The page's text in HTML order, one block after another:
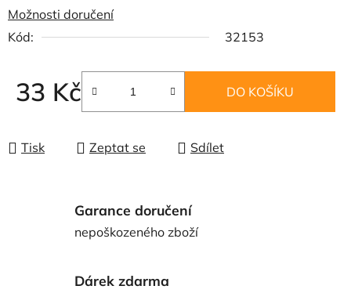
Možnosti doručení
Kód:
32153
33 Kč
Měrná cena:
DO KOŠÍKU
Tisk Zeptat se Sdílet
Garance doručení
nepoškozeného zboží
Dárek zdarma